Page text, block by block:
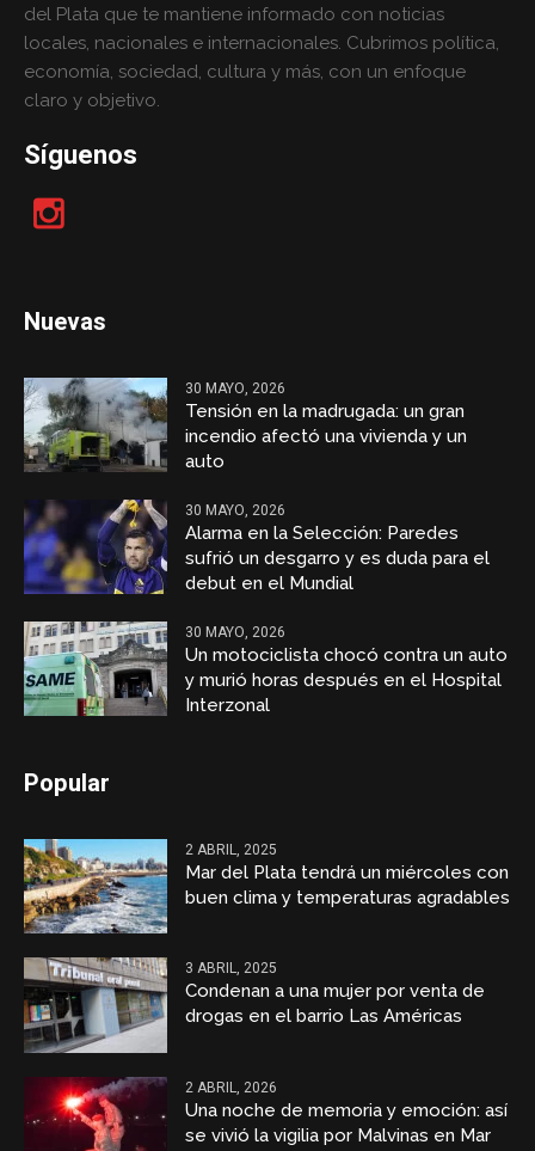
del Plata que te mantiene informado con noticias
locales, nacionales e internacionales. Cubrimos política,
economía, sociedad, cultura y más, con un enfoque
claro y objetivo.
Síguenos
Nuevas
30 MAYO, 2026
Tensión en la madrugada: un gran
incendio afectó una vivienda y un
auto
30 MAYO, 2026
Alarma en la Selección: Paredes
sufrió un desgarro y es duda para el
debut en el Mundial
30 MAYO, 2026
Un motociclista chocó contra un auto
y murió horas después en el Hospital
Interzonal
Popular
2 ABRIL, 2025
Mar del Plata tendrá un miércoles con
buen clima y temperaturas agradables
3 ABRIL, 2025
Condenan a una mujer por venta de
drogas en el barrio Las Américas
2 ABRIL, 2026
Una noche de memoria y emoción: así
se vivió la vigilia por Malvinas en Mar